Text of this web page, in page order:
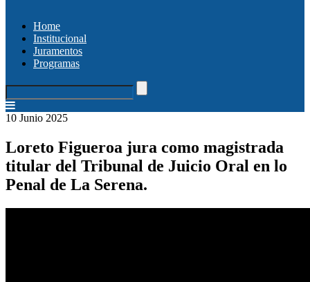
Home
Institucional
Juramentos
Programas
10 Junio 2025
Loreto Figueroa jura como magistrada
titular del Tribunal de Juicio Oral en lo
Penal de La Serena.